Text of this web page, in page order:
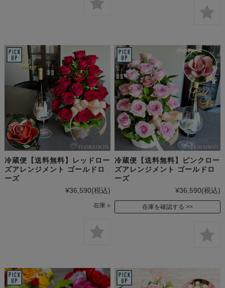
冷蔵便【送料無料】レッドロー
ズアレンジメント ゴールドロ
ーズ
¥36,590(税込)
在庫 ○
冷蔵便【送料無料】ピンクロー
ズアレンジメント ゴールドロ
ーズ
¥36,590(税込)
在庫を確認する